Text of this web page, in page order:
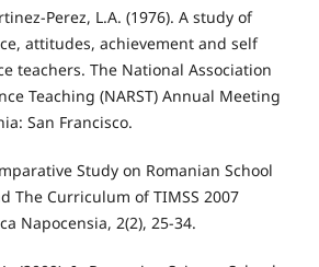
Perez, L.A. (1976). A study of
attitudes, achievement and self
teachers. The National Association
Teaching (NARST) Annual Meeting
San Francisco.
Study on Romanian School
The Curriculum of TIMSS 2007
Napocensia, 2(2), 25-34.